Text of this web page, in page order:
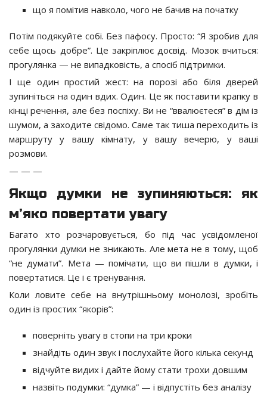
що я помітив навколо, чого не бачив на початку
Потім подякуйте собі. Без пафосу. Просто: “Я зробив для
себе щось добре”. Це закріплює досвід. Мозок вчиться:
прогулянка — не випадковість, а спосіб підтримки.
І ще один простий жест: на порозі або біля дверей
зупиніться на один вдих. Один. Це як поставити крапку в
кінці речення, але без поспіху. Ви не “ввалюєтеся” в дім із
шумом, а заходите свідомо. Саме так тиша переходить із
маршруту у вашу кімнату, у вашу вечерю, у ваші
розмови.
— — —
Якщо думки не зупиняються: як
м’яко повертати увагу
Багато хто розчаровується, бо під час усвідомленої
прогулянки думки не зникають. Але мета не в тому, щоб
“не думати”. Мета — помічати, що ви пішли в думки, і
повертатися. Це і є тренування.
Коли ловите себе на внутрішньому монолозі, зробіть
один із простих “якорів”:
поверніть увагу в стопи на три кроки
знайдіть один звук і послухайте його кілька секунд
відчуйте видих і дайте йому стати трохи довшим
назвіть подумки: “думка” — і відпустіть без аналізу